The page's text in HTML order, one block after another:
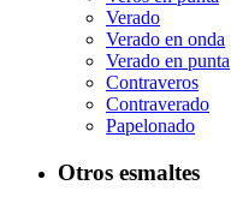
Verado
Verado en onda
Verado en punta
Contraveros
Contraverado
Papelonado
Otros esmaltes